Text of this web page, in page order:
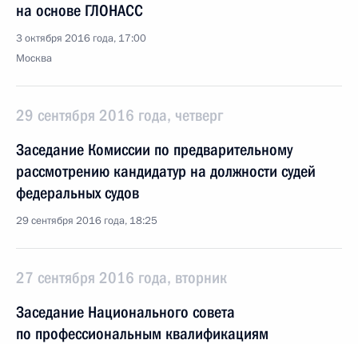
на основе ГЛОНАСС
3 октября 2016 года, 17:00
Москва
29 сентября 2016 года, четверг
Заседание Комиссии по предварительному
рассмотрению кандидатур на должности судей
федеральных судов
29 сентября 2016 года, 18:25
27 сентября 2016 года, вторник
Заседание Национального совета
по профессиональным квалификациям